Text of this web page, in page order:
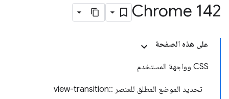
Chrome 142
على هذه الصفحة
CSS وواجهة المستخدم
تحديد الموضع المطلق للعنصر ::view-transition